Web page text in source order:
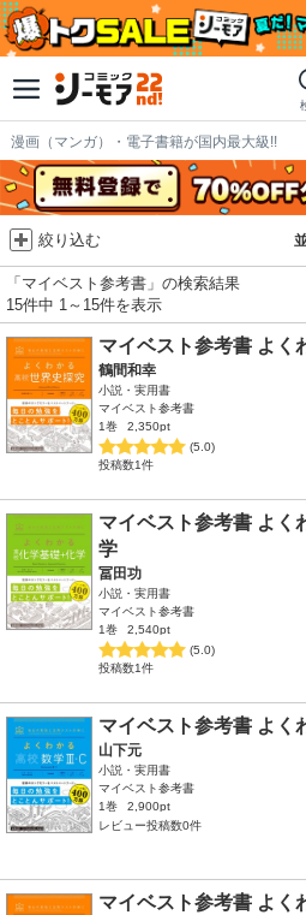
漫画（マンガ）・電子書籍が国内最大級!!
絞り込む
「マイベスト参考書」の検索結果
15件中 1～15件を表示
マイベスト参考書 よく
鶴間和幸
小説・実用書
マイベスト参考書
1巻
2,350pt
(5.0)
投稿数1件
マイベスト参考書 よく
学
冨田功
小説・実用書
マイベスト参考書
1巻
2,540pt
(5.0)
投稿数1件
マイベスト参考書 よ
山下元
小説・実用書
マイベスト参考書
1巻
2,900pt
レビュー投稿数0件
マイベスト参考書 よく